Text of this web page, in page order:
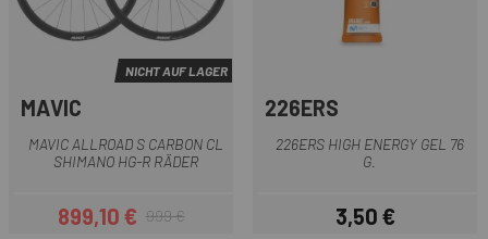
NICHT AUF LAGER
MAVIC
MAVIC ALLROAD S CARBON CL
SHIMANO HG-R RÄDER
Preis
899,10 €Regulärer Preis
999 €
226ERS
226ERS HIGH ENERGY GEL 76
G.
Preis
3,50 €